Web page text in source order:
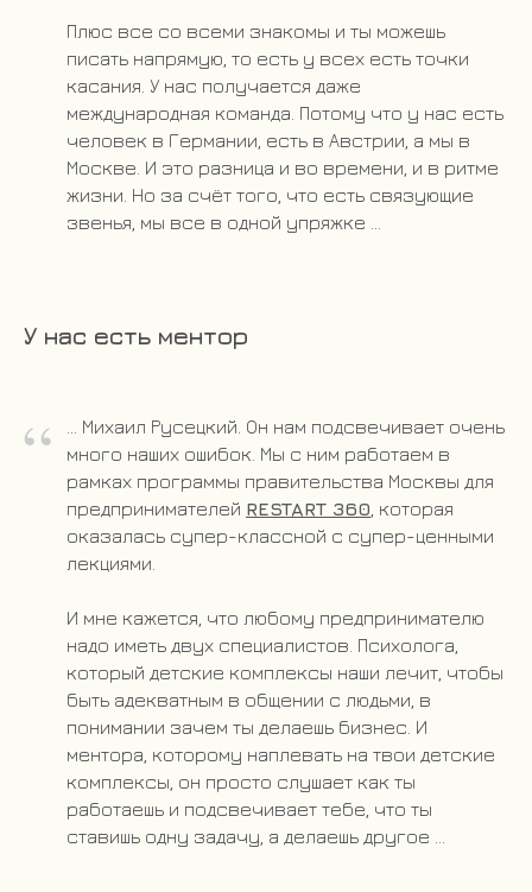
Плюс все со всеми знакомы и ты можешь
писать напрямую, то есть у всех есть точки
касания. У нас получается даже
международная команда. Потому что у нас есть
человек в Германии, есть в Австрии, а мы в
Москве. И это разница и во времени, и в ритме
жизни. Но за счёт того, что есть связующие
звенья, мы все в одной упряжке ...
У нас есть ментор
“
... Михаил Русецкий. Он нам подсвечивает очень
много наших ошибок. Мы с ним работаем в
рамках программы правительства Москвы для
предпринимателей RESTART 360 , которая
оказалась супер-классной с супер-ценными
лекциями.
И мне кажется, что любому предпринимателю
надо иметь двух специалистов. Психолога,
который детские комплексы наши лечит, чтобы
быть адекватным в общении с людьми, в
понимании зачем ты делаешь бизнес. И
ментора, которому наплевать на твои детские
комплексы, он просто слушает как ты
работаешь и подсвечивает тебе, что ты
ставишь одну задачу, а делаешь другое ...